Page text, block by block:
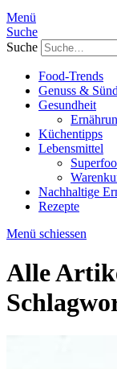
Menü
Suche
Suche
Food-Trends
Genuss &
Gesundheit
Küchentipps
Lebensmittel
Nachhaltige
Rezepte
Menü schiessen
Alle